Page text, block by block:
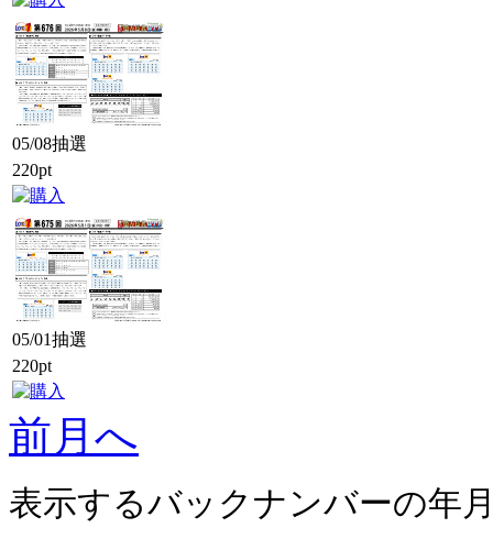
05/08抽選
220pt
05/01抽選
220pt
前月へ
表示するバックナンバーの年